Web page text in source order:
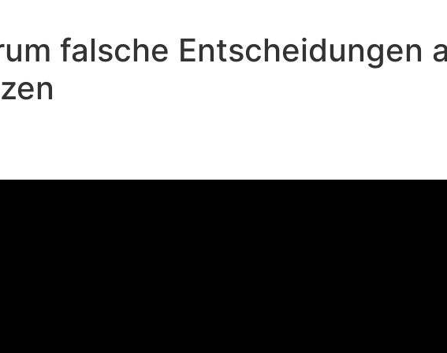
falsche Entscheidungen